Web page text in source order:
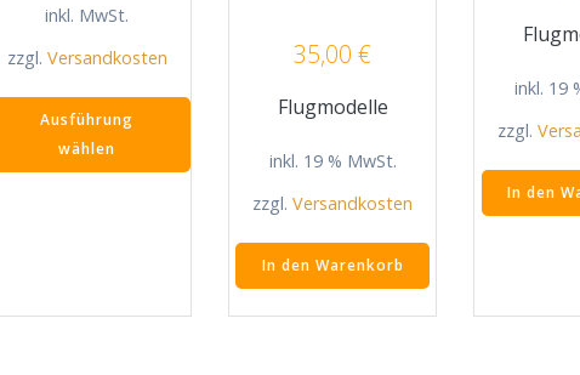
inkl. MwSt.
zzgl. Versandkosten
Ausführung
wählen
Dieses
Varianten
35,00€
Flugmodelle
inkl. 19 % MwSt.
zzgl.Versandkosten
In den Warenkorb
inkl. 19
zzgl.
In den